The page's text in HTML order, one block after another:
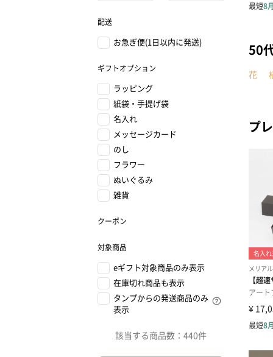
配送
お急ぎ便(1日以内に発送)
ギフトオプション
ラッピング
紙袋・手提げ袋
名入れ
メッセージカード
のし
フラワー
ぬいぐるみ
雑貨
クーポン
対象商品
eギフト対象商品のみ表示
在庫切れ商品も表示
タンプからの発送商品のみ
表示
該当する商品数： 440件
50
花
プ